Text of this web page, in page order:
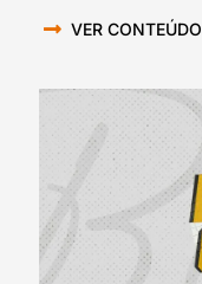
VER CONTEÚDO